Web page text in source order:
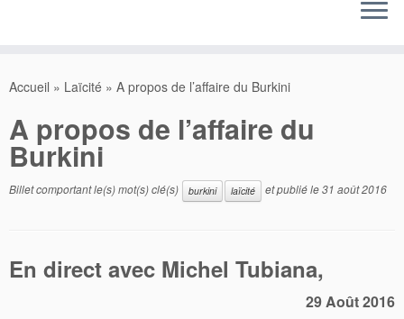
Accueil » Laïcité » A propos de l’affaire du Burkini
A propos de l’affaire du
Burkini
Billet comportant le(s) mot(s) clé(s) burkini laïcité et publié le31 août 2016
En direct avec Michel Tubiana,
29 Août 2016